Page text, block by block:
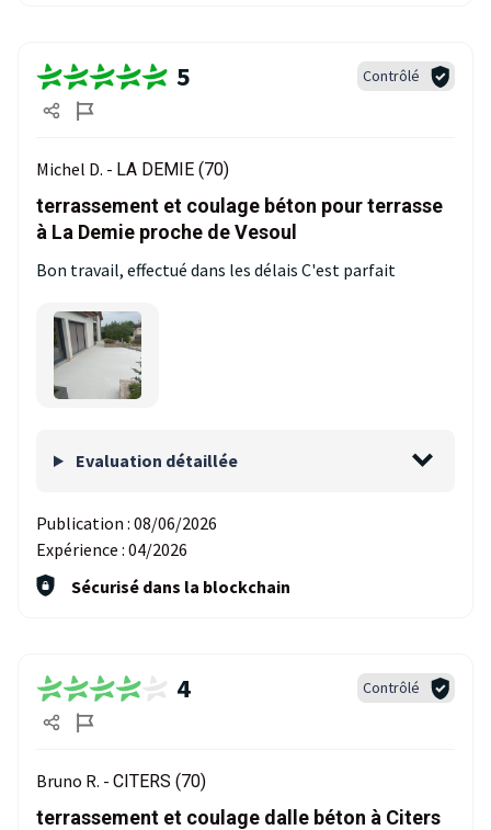
5 Contrôlé
Michel D. - LA DEMIE (70)
terrassement et coulage béton pour terrasse
à La Demie proche de Vesoul
Bon travail, effectué dans les délais C'est parfait
Evaluation détaillée
Publication : 08/06/2026
Expérience : 04/2026
Sécurisé dans la blockchain
4 Contrôlé
Bruno R. - CITERS (70)
terrassement et coulage dalle béton à Citers